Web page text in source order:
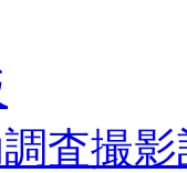
査撮